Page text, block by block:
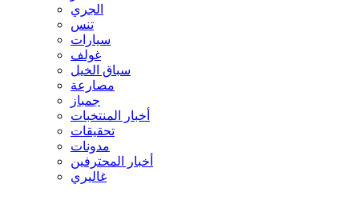
الجري
تنس
سيارات
غولف
سباق الخيل
مصارعة
جمباز
أخبار المنتخبات
تحقيقات
مدونات
أخبار المحترفين
غاليري